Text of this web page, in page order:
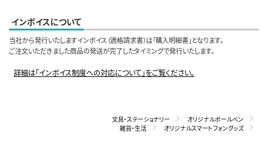
インボイスについて
当社から発行いたしますインボイス（適格請求書）は「購入明細書」となります。
ご注文いただきました商品の発送が完了したタイミングで発行いたします。
詳細は「インボイス制度への対応について」をご覧ください。
文具・ステーショナリー
オリジナルボールペン
雑貨・生活
オリジナルスマートフォングッズ